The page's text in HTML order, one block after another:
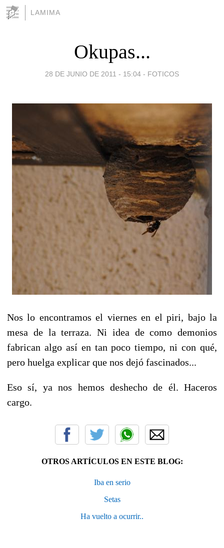
LAMIMA
Okupas...
28 DE JUNIO DE 2011 - 15:04 - FOTICOS
Nos lo encontramos el viernes en el piri, bajo la
mesa de la terraza. Ni idea de como demonios
fabrican algo así en tan poco tiempo, ni con qué,
pero huelga explicar que nos dejó fascinados...
Eso sí, ya nos hemos deshecho de él. Haceros
cargo.
OTROS ARTÍCULOS EN ESTE BLOG:
Iba en serio
Setas
Ha vuelto a ocurrir..